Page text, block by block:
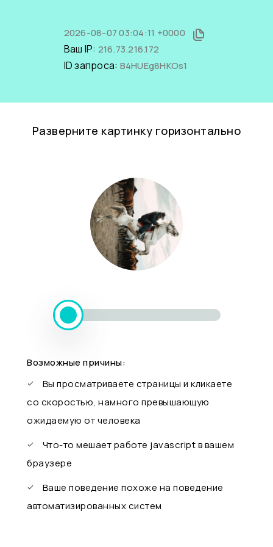
2026-08-07 03:04:11 +0000
Ваш IP: 216.73.216.172
ID запроса: B4HUEg8HKOs1
Разверните картинку горизонтально
Возможные причины:
Вы просматриваете страницы и кликаете
со скоростью, намного превышающую
ожидаемую от человека
Что-то мешает работе javascript в вашем
браузере
Ваше поведение похоже на поведение
автоматизированных систем